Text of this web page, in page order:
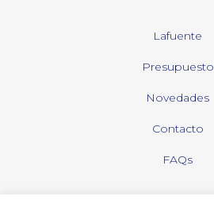
Lafuente
Presupuesto
Novedades
Contacto
FAQs